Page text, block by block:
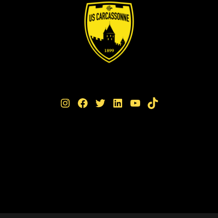
Instagram Facebook Twitter LinkedIn YouTube TikTok